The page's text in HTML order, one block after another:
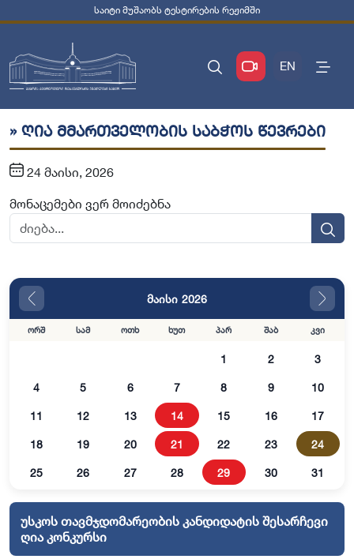
საიტი მუშაობს ტესტირების რეჟიმში
EN
» ღია მმართველობის საბჭოს წევრები
24 მაისი, 2026
მონაცემები ვერ მოიძებნა
მაისი 2026
ორშ სამ ოთხ ხუთ პარ შაბ კვი
1 2 3
4 5 6 7 8 9 10
11 12 13 14 15 16 17
18 19 20 21 22 23 24
25 26 27 28 29 30 31
უსკოს თავმჯდომარეობის კანდიდატის შესარჩევი
ღია კონკურსი